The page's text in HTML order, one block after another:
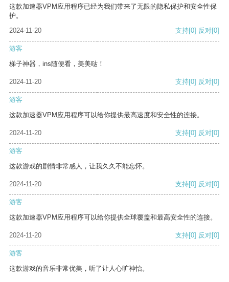
这款加速器VPM应用程序已经为我们带来了无限的隐私保护和安全性保
护。
2024-11-20
支持[0] 反对[0]
游客
梯子神器，ins随便看，美美哒！
2024-11-20 支持[0] 反对[0]
游客
这款加速器VPM应用程序可以给你提供最高速度和安全性的连接。
2024-11-20 支持[0] 反对[0]
游客
这款游戏的剧情非常感人，让我久久不能忘怀。
2024-11-20 支持[0] 反对[0]
游客
这款加速器VPM应用程序可以给你提供全球覆盖和最高安全性的连接。
2024-11-20 支持[0] 反对[0]
游客
这款游戏的音乐非常优美，听了让人心旷神怡。